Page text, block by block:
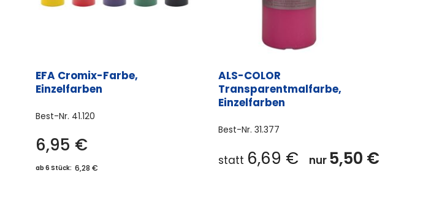
EFA Cromix-Farbe,
Einzelfarben
Best-Nr. 41.120
6,95 €
ab 6 Stück: 6,28 €
ALS-COLOR
Transparentmalfarbe,
Einzelfarben
Best-Nr. 31.377
statt 6,69 € nur 5,50 €
Dieses
Produkt